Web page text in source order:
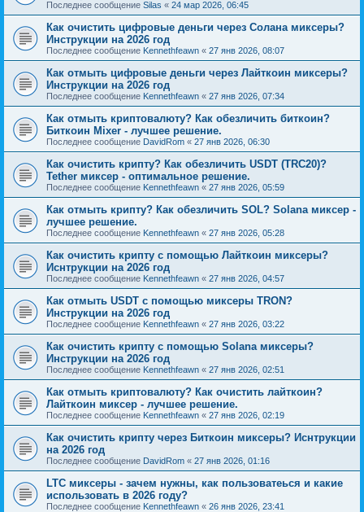
Последнее сообщение Silas « 24 мар 2026, 06:45
Как очистить цифровые деньги через Солана миксеры?
Инструкции на 2026 год
Последнее сообщение Kennethfeawn « 27 янв 2026, 08:07
Как отмыть цифровые деньги через Лайткоин миксеры?
Инструкции на 2026 год
Последнее сообщение Kennethfeawn « 27 янв 2026, 07:34
Как отмыть криптовалюту? Как обезличить биткоин?
Биткоин Mixer - лучшее решение.
Последнее сообщение DavidRom « 27 янв 2026, 06:30
Как очистить крипту? Как обезличить USDT (TRC20)?
Tether миксер - оптимальное решение.
Последнее сообщение Kennethfeawn « 27 янв 2026, 05:59
Как отмыть крипту? Как обезличить SOL? Solana миксер -
лучшее решение.
Последнее сообщение Kennethfeawn « 27 янв 2026, 05:28
Как очистить крипту с помощью Лайткоин миксеры?
Иснтрукции на 2026 год
Последнее сообщение Kennethfeawn « 27 янв 2026, 04:57
Как отмыть USDT с помощью миксеры TRON?
Инструкции на 2026 год
Последнее сообщение Kennethfeawn « 27 янв 2026, 03:22
Как очистить крипту с помощью Solana миксеры?
Инструкции на 2026 год
Последнее сообщение Kennethfeawn « 27 янв 2026, 02:51
Как отмыть криптовалюту? Как очистить лайткоин?
Лайткоин миксер - лучшее решение.
Последнее сообщение Kennethfeawn « 27 янв 2026, 02:19
Как очистить крипту через Биткоин миксеры? Иснтрукции
на 2026 год
Последнее сообщение DavidRom « 27 янв 2026, 01:16
LTC миксеры - зачем нужны, как пользоватеься и какие
использовать в 2026 году?
Последнее сообщение Kennethfeawn « 26 янв 2026, 23:41